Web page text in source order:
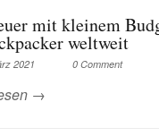
mit kleinem
weltweit
2021 0 Comment
→